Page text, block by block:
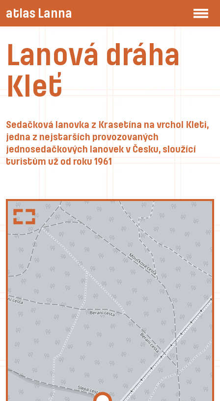
atlas Lanna
Lanová dráha
Kleť
Sedačková lanovka z Krasetína na vrchol Kleti,
jedna z nejstarších provozovaných
jednosedačkových lanovek v Česku, sloužící
turistům už od roku 1961